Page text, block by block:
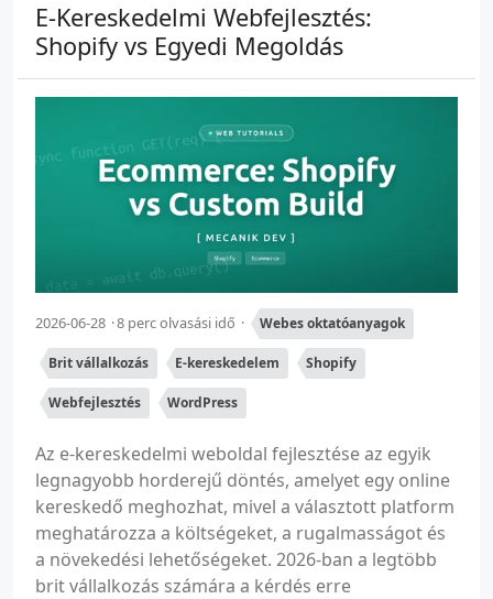
E-Kereskedelmi Webfejlesztés:
Shopify vs Egyedi Megoldás
2026-06-28 8 perc olvasási idő Webes oktatóanyagok
Brit vállalkozás E-kereskedelem Shopify
Webfejlesztés WordPress
Az e-kereskedelmi weboldal fejlesztése az egyik
legnagyobb horderejű döntés, amelyet egy online
kereskedő meghozhat, mivel a választott platform
meghatározza a költségeket, a rugalmasságot és
a növekedési lehetőségeket. 2026-ban a legtöbb
brit vállalkozás számára a kérdés erre